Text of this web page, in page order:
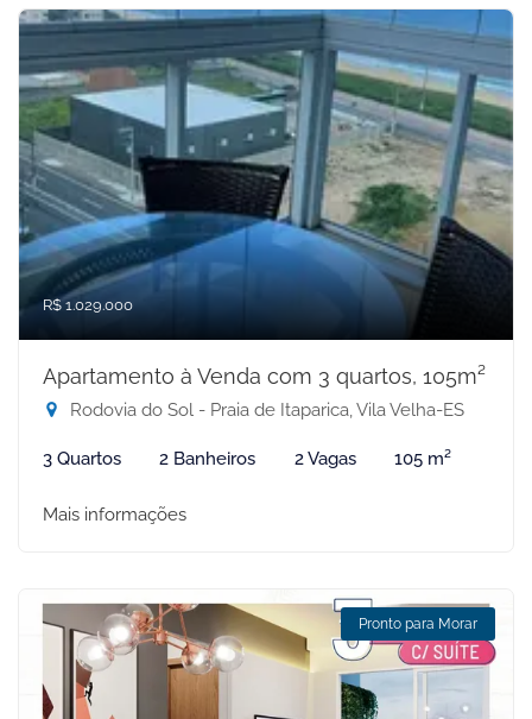
R$ 1.029.000
Apartamento à Venda com 3 quartos, 105m²
Rodovia do Sol - Praia de Itaparica, Vila Velha-ES
3 Quartos 2 Banheiros 2 Vagas 105 m²
Mais informações
Pronto para Morar